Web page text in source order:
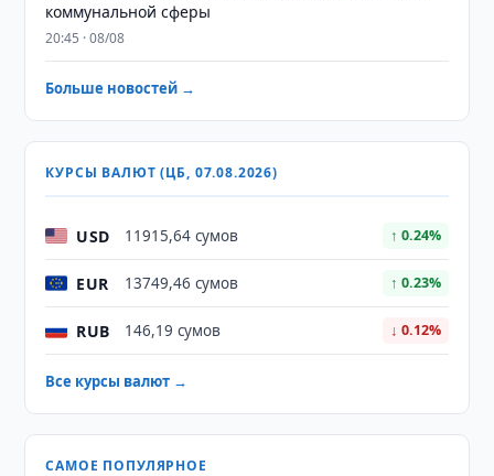
коммунальной сферы
20:45 · 08/08
Больше новостей →
КУРСЫ ВАЛЮТ (ЦБ, 07.08.2026)
USD 11915,64 сумов ↑ 0.24%
EUR 13749,46 сумов ↑ 0.23%
RUB 146,19 сумов ↓ 0.12%
Все курсы валют →
САМОЕ ПОПУЛЯРНОЕ